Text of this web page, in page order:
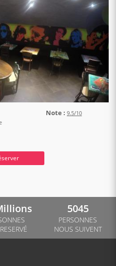
Note : 9.5/10
5045
PERSONNES
NOUS SUIVENT